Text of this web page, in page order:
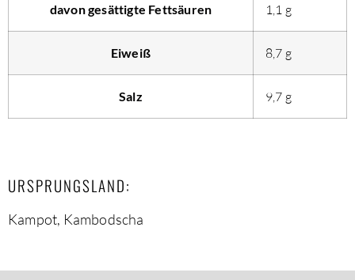
davongesättigte Fettsäuren 1,1 g
Eiweiß 8,7 g
Salz 9,7 g
URSPRUNGSLAND:
Kampot, Kambodscha